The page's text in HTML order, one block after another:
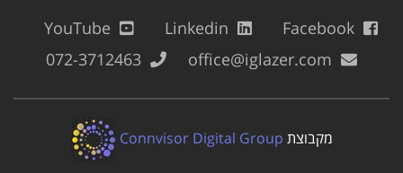
Facebook
מקבוצת Connvisor Digital Group